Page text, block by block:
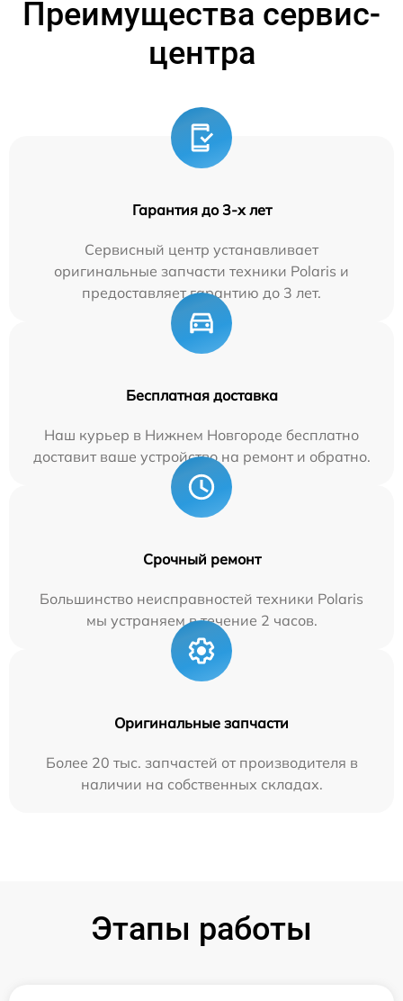
Преимущества сервис-
центра
Гарантия до 3-х лет
Сервисный центр устанавливает
оригинальные запчасти техники Polaris и
предоставляет гарантию до 3 лет.
Бесплатная доставка
Наш курьер в Нижнем Новгороде бесплатно
доставит ваше устройство на ремонт и обратно.
Срочный ремонт
Большинство неисправностей техники Polaris
мы устраняем в течение 2 часов.
Оригинальные запчасти
Более 20 тыс. запчастей от производителя в
наличии на собственных складах.
Этапы работы